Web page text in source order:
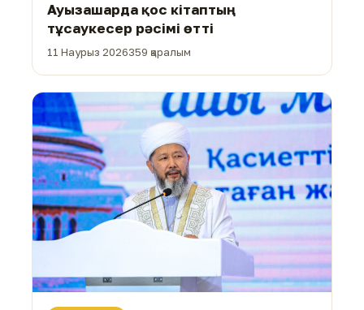
Ауызашарда қос кітаптың
тұсаукесер рәсімі өтті
11 Наурыз 2026359 қаралым